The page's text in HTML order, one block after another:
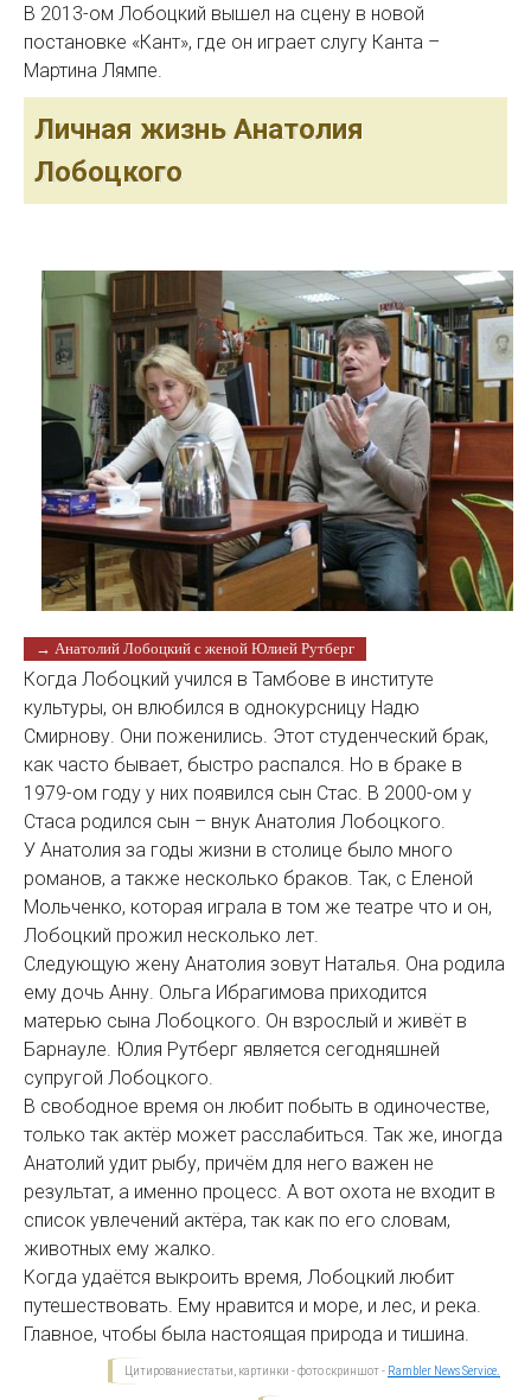
В 2013-ом Лобоцкий вышел на сцену в новой
постановке «Кант», где он играет слугу Канта –
Мартина Лямпе.
Личная жизнь Анатолия
Лобоцкого
→ Анатолий Лобоцкий с женой Юлией Рутберг
Когда Лобоцкий учился в Тамбове в институте
культуры, он влюбился в однокурсницу Надю
Смирнову. Они поженились. Этот студенческий брак,
как часто бывает, быстро распался. Но в браке в
1979-ом году у них появился сын Стас. В 2000-ом у
Стаса родился сын – внук Анатолия Лобоцкого.
У Анатолия за годы жизни в столице было много
романов, а также несколько браков. Так, с Еленой
Мольченко, которая играла в том же театре что и он,
Лобоцкий прожил несколько лет.
Следующую жену Анатолия зовут Наталья. Она родила
ему дочь Анну. Ольга Ибрагимова приходится
матерью сына Лобоцкого. Он взрослый и живёт в
Барнауле. Юлия Рутберг является сегодняшней
супругой Лобоцкого.
В свободное время он любит побыть в одиночестве,
только так актёр может расслабиться. Так же, иногда
Анатолий удит рыбу, причём для него важен не
результат, а именно процесс. А вот охота не входит в
список увлечений актёра, так как по его словам,
животных ему жалко.
Когда удаётся выкроить время, Лобоцкий любит
путешествовать. Ему нравится и море, и лес, и река.
Главное, чтобы была настоящая природа и тишина.
Цитирование статьи, картинки - фото скриншот - Rambler News Service.